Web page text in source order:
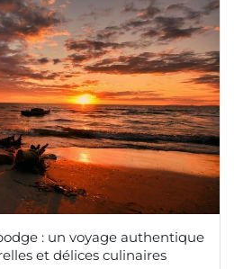
: un voyage authentique
et délices culinaires